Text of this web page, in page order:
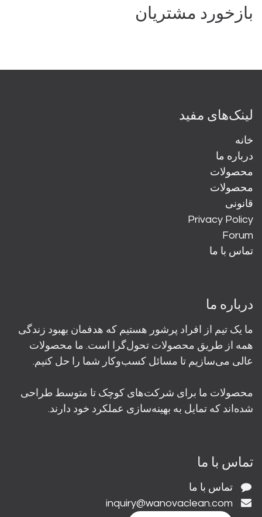
بازخورد مشتریان
لینک‌های مفید
خانه
درباره ما
محصولات
محصولات
قانونی
Privacy Policy
Forum
تماس با ما
درباره ما
ما یک تیم از افراد پرشور هستیم که هدفمان بهبود زندگی
همه از طریق محصولات تحول‌گرا است. ما محصولات
عالی می‌سازیم تا مسائل کسب‌وکار شما را حل کنیم.
محصولات ما برای شرکت‌های کوچک تا متوسط طراحی
شده‌اند که تمایل به بهینه‌سازی عملکرد خود دارند.
تماس با ما
تماس با ما
inquiry@wanovaclean.com